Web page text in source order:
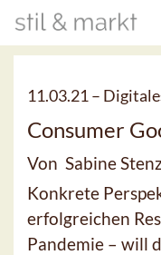
11.03.21 –
Consumer
Von Sabine
Konkrete
erfolgreichen
Pandemie – will